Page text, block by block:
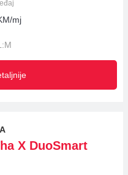
mj
X DuoSmart